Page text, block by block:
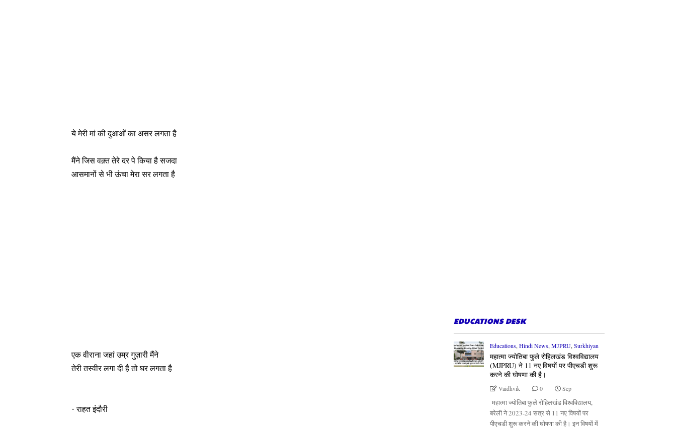
ये मेरी मां की दुआओं का असर लगता है
मैंने जिस वक़्त तेरे दर पे किया है सजदा
आसमानों से भी ऊंचा मेरा सर लगता है
एक वीराना जहां उम्र गुज़ारी मैंने
तेरी तस्वीर लगा दी है तो घर लगता है
- राहत इंदौरी
EDUCATIONS DESK
Educations, Hindi News, MJPRU, Surkhiyan
महात्मा ज्योतिबा फुले रोहिलखंड विश्वविद्यालय
(MJPRU) ने 11 नए विषयों पर पीएचडी शुरू
करने की घोषणा की है।
Vaidhvik 0 Sep
महात्मा ज्योतिबा फुले रोहिलखंड विश्वविद्यालय,
बरेली ने 2023-24 सत्र से 11 नए विषयों पर
पीएचडी शुरू करने की घोषणा की है। इन विषयों में